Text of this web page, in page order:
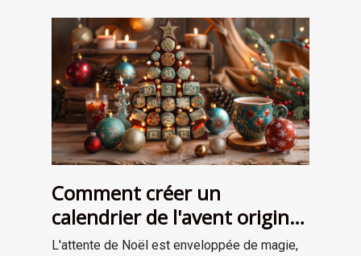
Comment créer un
calendrier de l'avent original
pour attendre Noël
L'attente de Noël est enveloppée de magie,